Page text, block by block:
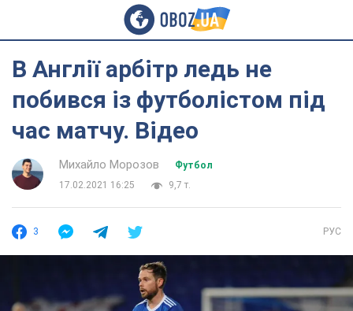
В Англії арбітр ледь не
побився із футболістом під
час матчу. Відео
Михайло Морозов
Футбол
17.02.2021 16:25
9,7 т.
3 РУС